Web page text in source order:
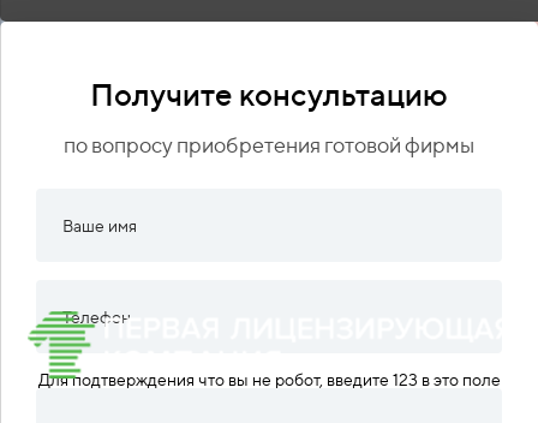
Получите консультацию
по вопросу приобретения готовой фирмы
Для подтверждения что вы не робот, введите 123 в это поле